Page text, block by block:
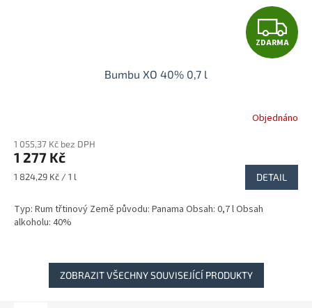
Z
D
R
A
ZDARMA
Bumbu XO 40% 0,7 l
produktu
je
5,0
hvězdiček.
Objednáno
1 055,37 Kč bez DPH
1 277 Kč
Měrná
1 824,29 Kč / 1 l DETAIL
Typ: Rum třtinový Země původu: Panama Obsah: 0,7 l Obsah
alkoholu: 40%
ZOBRAZIT VŠECHNY SOUVISEJÍCÍ PRODUKTY